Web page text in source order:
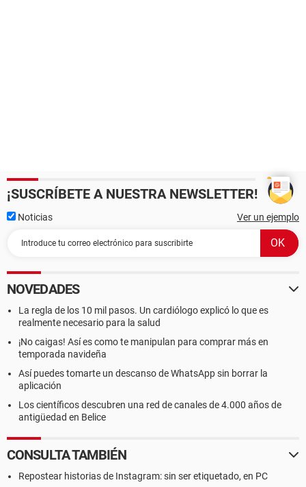
¡SUSCRÍBETE A NUESTRA NEWSLETTER!
Noticias Ver un ejemplo
NOVEDADES
La regla de los 10 mil pasos. Un cardiólogo explicó lo que es
realmente necesario para la salud
¡No caigas! Así es como te manipulan para comprar más en
temporada navideña
Así puedes tomarte un descanso de WhatsApp sin borrar la
aplicación
Los científicos descubren una red de canales de 4.000 años de
antigüedad en Belice
CONSULTA TAMBIÉN
Repostear historias de Instagram: sin ser etiquetado, en PC